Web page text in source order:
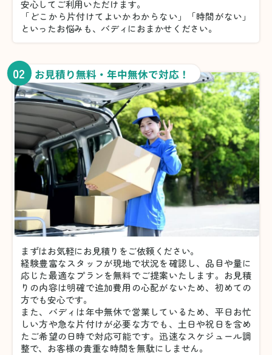
安心してご利用いただけます。
「どこから片付けてよいかわからない」「時間がない」
といったお悩みも、バディにおまかせください。
02 お見積り無料・年中無休で対応！
まずはお気軽にお見積りをご依頼ください。
経験豊富なスタッフが現地で状況を確認し、品目や量に
応じた最適なプランを無料でご提案いたします。お見積
りの内容は明確で追加費用の心配がないため、初めての
方でも安心です。
また、バディは年中無休で営業しているため、平日お忙
しい方や急な片付けが必要な方でも、土日や祝日を含め
たご希望の日時で対応可能です。迅速なスケジュール調
整で、お客様の貴重な時間を無駄にしません。